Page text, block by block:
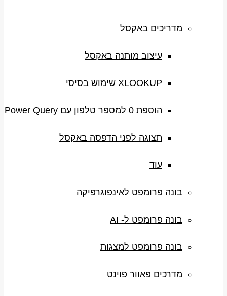
מדריכים באקסל
עיצוב מותנה באקסל
XLOOKUP שימוש בסיסי
הוספת 0 למספר טלפון עם Power Query
תצוגה לפני הדפסה באקסל
עוד
בונה פרומפט לאינפוגרפיקה
בונה פרומפט ל- AI
בונה פרומפט למצגות
מדרכים פאוור פוינט